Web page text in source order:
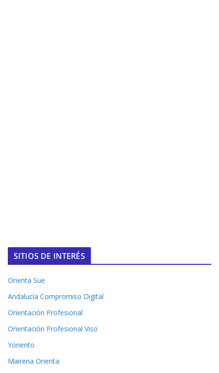
SITIOS DE INTERÉS
Orienta Sue
Andalucía Compromiso Digital
Orientación Profesional
Orientación Profesional Viso
Yoriento
Mairena Orienta